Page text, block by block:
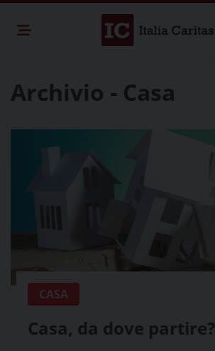
Archivio - Casa
CASA
Casa, da dove partire?